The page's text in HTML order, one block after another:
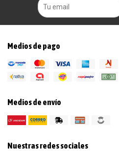
Medios de pago
Medios de envío
Nuestras redes sociales